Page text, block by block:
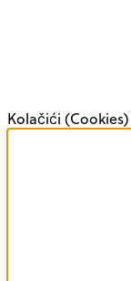
Kolačići (Cookies)